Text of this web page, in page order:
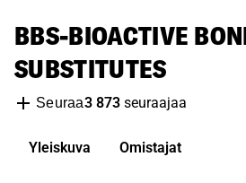
BBS-BIOACTIVE
SUBSTITUTES
Seuraa3 873seuraajaa
Yleiskuva Omistajat